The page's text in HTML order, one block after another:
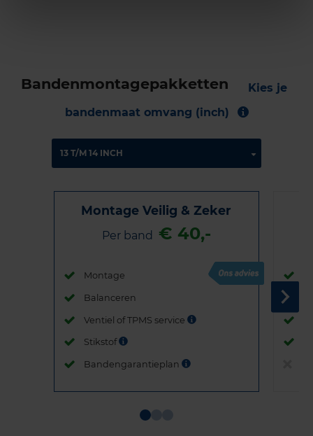
Bandenmontagepakketten
Kies je
bandenmaat omvang (inch)
Montage Veilig & Zeker
Per band € 40,-
Montage
Balanceren
Ventiel of TPMS service
Stikstof
Bandengarantieplan